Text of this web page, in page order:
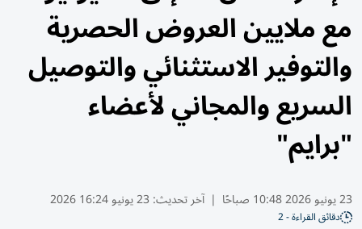
مع ملايين العروض الحصرية
والتوفير الاستثنائي والتوصيل
السريع والمجاني لأعضاء
"برايم"
23 يونيو 2026 10:48 صباحًا | آخر تحديث: 23 يونيو 16:24 2026
دقائق القراءة - 2